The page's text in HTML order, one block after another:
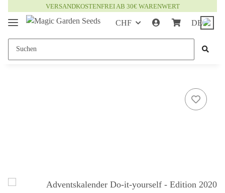
VERSANDKOSTENFREI AB 30€ WARENWERT
CHF DE